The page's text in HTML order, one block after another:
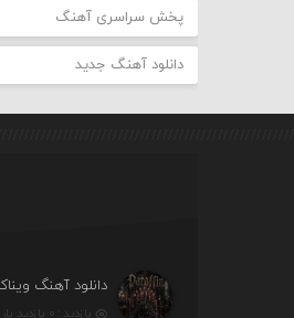
پخش سراسری آهنگ
دانلود آهنگ جدید
دانلود آهنگ
بازدید : ۰ بازدید بار /